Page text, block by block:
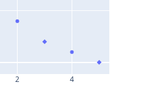
2 4